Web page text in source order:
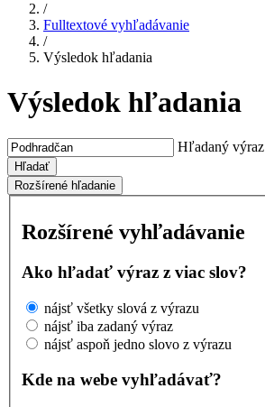
/
Fulltextové vyhľadávanie
/
Výsledok hľadania
Výsledok hľadania
Hľadaný výraz
Hľadať
Rozšírené hľadanie
Rozšírené vyhľadávanie
Ako hľadať výraz z viac slov?
nájsť všetky slová z výrazu
nájsť iba zadaný výraz
nájsť aspoň jedno slovo z výrazu
Kde na webe vyhľadávať?